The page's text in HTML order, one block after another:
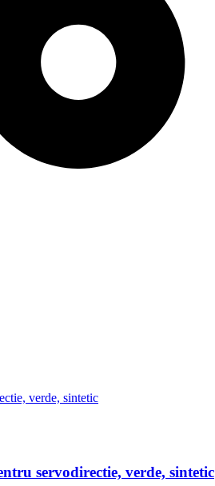
servodirectie, verde, sintetic